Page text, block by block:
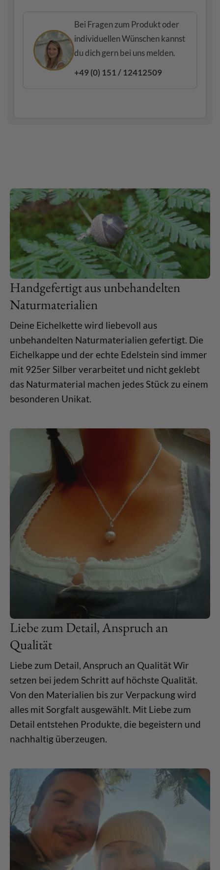
Bei Fragen zum Produkt oder
individuellen Wünschen kannst
du dich gern bei uns melden.
+49 (0) 151 / 12412509
Handgefertigt aus unbehandelten
Naturmaterialien
Deine Eichelkette wird liebevoll aus
unbehandelten Naturmaterialien gefertigt. Die
Eichelkappe und der echte Edelstein sind immer
mit 925er Silber verarbeitet und nicht geklebt
das Naturmaterial machen jedes Stück zu einem
besonderen Unikat.
Liebe zum Detail, Anspruch an
Qualität
Liebe zum Detail, Anspruch an Qualität Wir
setzen bei jedem Schritt auf höchste Qualität.
Von den Materialien bis zur Verpackung wird
alles mit Sorgfalt ausgewählt. Mit Liebe zum
Detail entstehen Produkte, die begeistern und
nachhaltig überzeugen.